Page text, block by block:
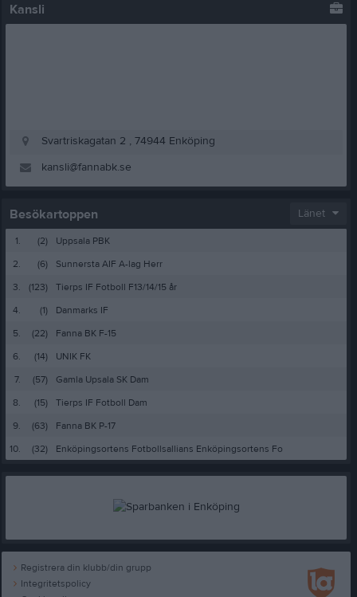
Kansli
Svartriskagatan 2 , 74944 Enköping
kansli@fannabk.se
Besökartoppen Länet
1. (2)
Uppsala PBK
2.
(6)
Sunnersta AIF A-lag Herr
3.
(123)
Tierps IF Fotboll F13/14/15 år
4.
(1)
Danmarks IF
5.
(22)
Fanna BK F-15
6.
(14)
UNIK FK
7.
(57)
Gamla Upsala SK Dam
8.
(15)
Tierps IF Fotboll Dam
9.
(63)
Fanna BK P-17
10.
(32) Enköpingsortens Fotbollsallians Enköpingsortens Fo
Registrera din klubb/din grupp
Integritetspolicy